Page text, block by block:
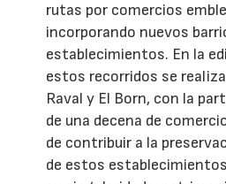
rutas por comercios
incorporando nuevos
establecimientos. En la
estos recorridos se
Raval y El Born, con la
de una decena de
de contribuir a la
de estos